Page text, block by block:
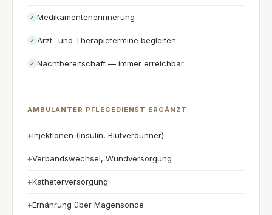
✓ Medikamentenerinnerung
✓ Arzt- und Therapietermine begleiten
✓ Nachtbereitschaft — immer erreichbar
AMBULANTER PFLEGEDIENST ERGÄNZT
+Injektionen (Insulin, Blutverdünner)
+Verbandswechsel, Wundversorgung
+Katheterversorgung
+Ernährung über Magensonde